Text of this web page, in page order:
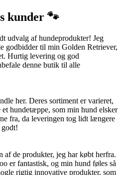
kunder 🐾
udvalg af hundeprodukter! Jeg
godbidder til min Golden Retriever,
Hurtig levering og god
denne butik til alle
her. Deres sortiment er varieret,
hundetæppe, som min hund elsker
fra, da leveringen tog lidt længere
godt!
af de produkter, jeg har købt herfra.
er fantastisk, og min hund føles så
rigtig innovative produkter, som